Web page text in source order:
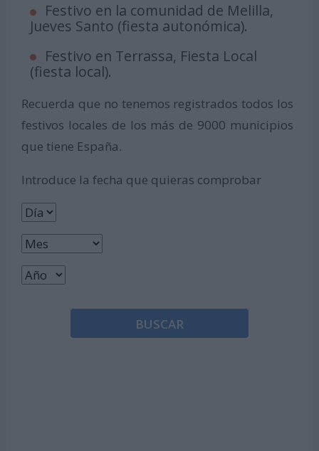
Festivo en la comunidad de Melilla,
Jueves Santo (fiesta autonómica).
Festivo en Terrassa, Fiesta Local
(fiesta local).
Recuerda que no tenemos registrados todos los
festivos locales de los más de 9000 municipios
que tiene España.
Introduce la fecha que quieras comprobar